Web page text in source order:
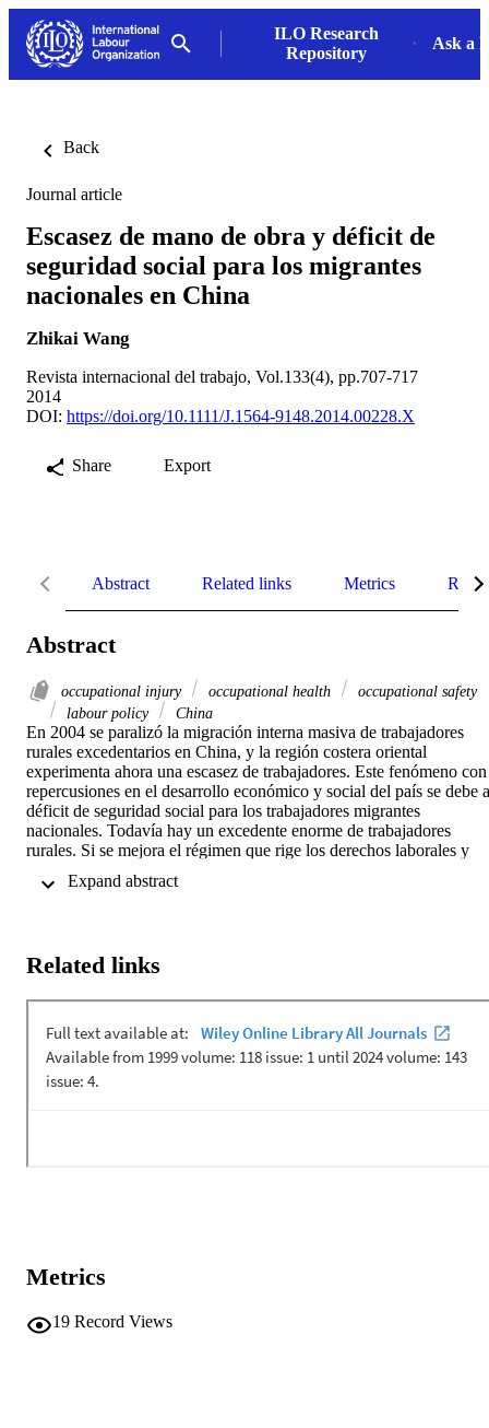
ILO Research
Repository
Ask a
Back
Journal article
Escasez de mano de obra y déficit de
seguridad social para los migrantes
nacionales en China
Zhikai Wang
Revista internacional del trabajo, Vol.133(4), pp.707-717
2014
DOI: https://doi.org/10.1111/J.1564-9148.2014.00228.X
Share Export
Abstract Related links Metrics
Abstract
occupational injury occupational health
occupational safety
labour policy
China
En 2004 se paralizó la migración interna masiva de trabajadores
rurales excedentarios en China, y la región costera oriental
experimenta ahora una escasez de trabajadores. Este fenómeno con
repercusiones en el desarrollo económico y social del país se debe
déficit de seguridad social para los trabajadores migrantes
nacionales. Todavía hay un excedente enorme de trabajadores
rurales. Si se mejora el régimen que rige los derechos laborales y
obra, se incrementaría la productividad y se impulsaría el
Related links
Metrics
19 Record Views